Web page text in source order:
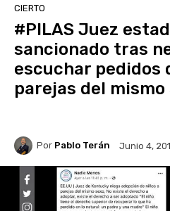
CIERTO
#PILAS Juez
sancionado tras
escuchar pedidos
parejas del mismo
Por Pablo Terán Junio 4,